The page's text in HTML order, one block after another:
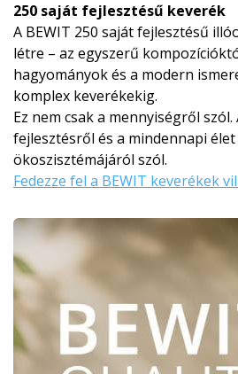
250 saját fejlesztésű keverék
A BEWIT 250 saját fejlesztésű
létre – az egyszerű
hagyományok és a modern
komplex keverékekig.
Ez nem csak a mennyiségről
fejlesztésről és a mindennapi
ökoszisztémájá­ról szól.
Fedezze fel a BEWIT keverékek